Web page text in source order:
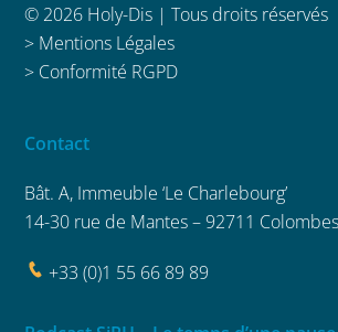
© 2026 Holy-Dis | Tous droits réservés
> Mentions Légales
> Conformité RGPD
Contact
Bât. A, Immeuble ‘Le Charlebourg’
14-30 rue de Mantes – 92711 Colombes
+33 (0)1 55 66 89 89